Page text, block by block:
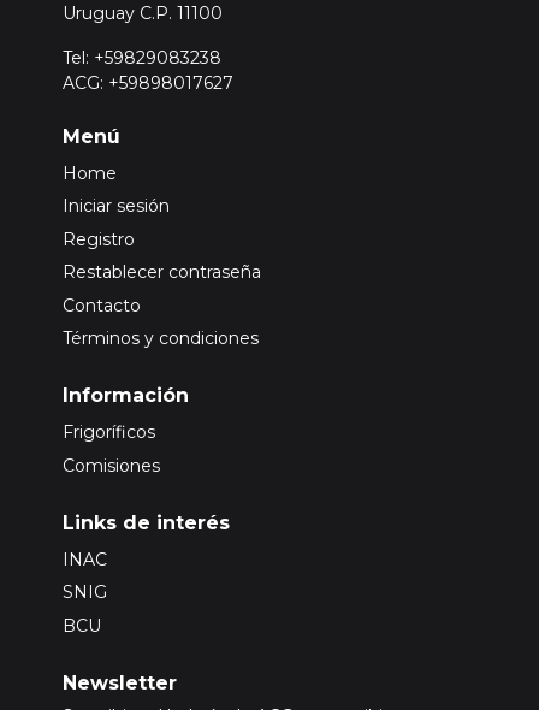
Uruguay C.P. 11100
Tel: +59829083238
ACG: +59898017627
Menú
Home
Iniciar sesión
Registro
Restablecer contraseña
Contacto
Términos y condiciones
Información
Frigoríficos
Comisiones
Links de interés
INAC
SNIG
BCU
Newsletter